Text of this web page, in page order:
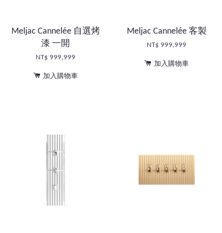
Meljac Cannelée 自選烤
漆 一開
NT$ 999,999
加入購物車
Meljac Cannelée 客製
NT$ 999,999
加入購物車